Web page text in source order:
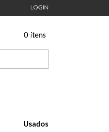
LOGIN
0 ítens
Usados